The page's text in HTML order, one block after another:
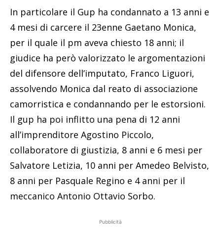
In particolare il Gup ha condannato a 13 anni e
4 mesi di carcere il 23enne Gaetano Monica,
per il quale il pm aveva chiesto 18 anni; il
giudice ha però valorizzato le argomentazioni
del difensore dell’imputato, Franco Liguori,
assolvendo Monica dal reato di associazione
camorristica e condannando per le estorsioni.
Il gup ha poi inflitto una pena di 12 anni
all’imprenditore Agostino Piccolo,
collaboratore di giustizia, 8 anni e 6 mesi per
Salvatore Letizia, 10 anni per Amedeo Belvisto,
8 anni per Pasquale Regino e 4 anni per il
meccanico Antonio Ottavio Sorbo.
Pubblicità